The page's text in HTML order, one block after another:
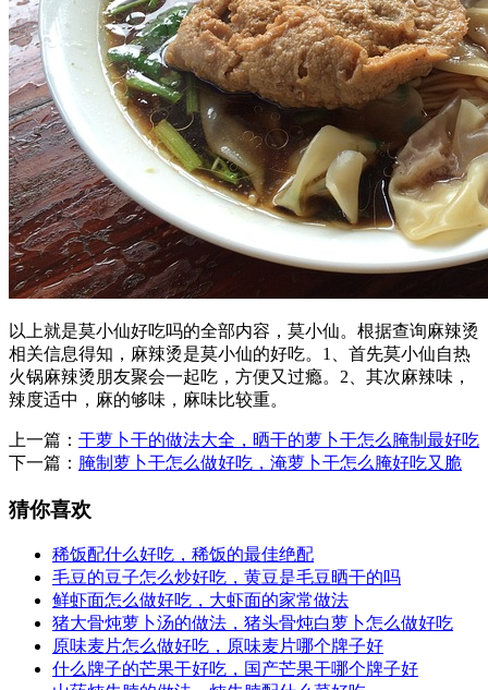
以上就是莫小仙好吃吗的全部内容，莫小仙。根据查询麻辣烫
相关信息得知，麻辣烫是莫小仙的好吃。1、首先莫小仙自热
火锅麻辣烫朋友聚会一起吃，方便又过瘾。2、其次麻辣味，
辣度适中，麻的够味，麻味比较重。
上一篇： 干萝卜干的做法大全，晒干的萝卜干怎么腌制最好吃
下一篇： 腌制萝卜干怎么做好吃，淹萝卜干怎么腌好吃又脆
猜你喜欢
稀饭配什么好吃，稀饭的最佳绝配
毛豆的豆子怎么炒好吃，黄豆是毛豆晒干的吗
鲜虾面怎么做好吃，大虾面的家常做法
猪大骨炖萝卜汤的做法，猪头骨炖白萝卜怎么做好吃
原味麦片怎么做好吃，原味麦片哪个牌子好
什么牌子的芒果干好吃，国产芒果干哪个牌子好